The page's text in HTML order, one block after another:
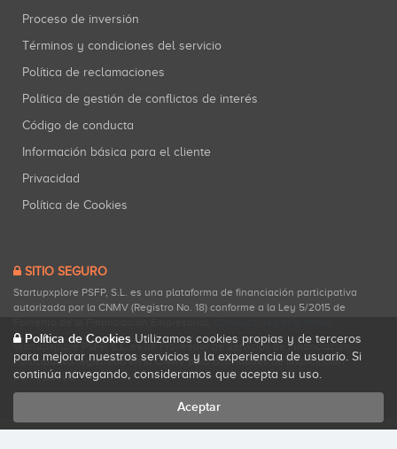
Proceso de inversión
Términos y condiciones del servicio
Política de reclamaciones
Política de gestión de conflictos de interés
Código de conducta
Información básica para el cliente
Privacidad
Política de Cookies
SITIO SEGURO
Startupxplore PSFP, S.L. es una plataforma de financiación participativa
autorizada por la CNMV (Registro No. 18) conforme a la Ley 5/2015 de
Startupxplore PSFP, S.L. es un Proveedor de Servicios de Financiación
Participativa registrado en la CNMV para actividades de financiación
participativa.
Política de Cookies Utilizamos cookies propias y de terceros
para mejorar nuestros servicios y la experiencia de usuario. Si
continúa navegando, consideramos que acepta su uso.
Aceptar